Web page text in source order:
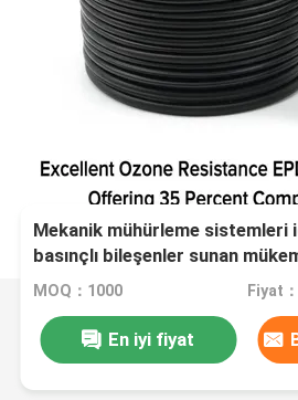
Mekanik mühürleme sistemleri
basınçlı bileşenler sunan
EPDM kauçuk O halkaları
MOQ：1000 Fiyat
En iyi fiyat